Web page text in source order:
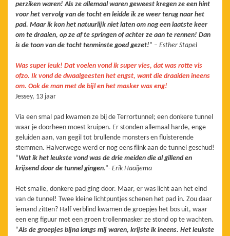
perziken waren! Als ze allemaal waren geweest kregen ze een hint
voor het vervolg van de tocht en leidde ik ze weer terug naar het
pad. Maar ik kon het natuurlijk niet laten om nog een laatste keer
om te draaien, op ze af te springen of achter ze aan te rennen! Dan
is de toon van de tocht tenminste goed gezet!” – Esther Stapel
Was super leuk! Dat voelen vond ik super vies, dat was rotte vis
ofzo. Ik vond de dwaalgeesten het engst, want die draaiden ineens
om. Ook de man met de bijl en het masker was eng!
Jessey, 13 jaar
Via een smal pad kwamen ze bij de Terrortunnel; een donkere tunnel
waar je doorheen moest kruipen. Er stonden allemaal harde, enge
geluiden aan, van gegil tot brullende monsters en fluisterende
stemmen. Halverwege werd er nog eens flink aan de tunnel geschud!
“Wat ik het leukste vond was de drie meiden die al gillend en
krijsend door de tunnel gingen.”- Erik Haaijema
Het smalle, donkere pad ging door. Maar, er was licht aan het eind
van de tunnel! Twee kleine lichtpuntjes schenen het pad in. Zou daar
iemand zitten? Half verblind kwamen de groepjes het bos uit, waar
een eng figuur met een groen trollenmasker ze stond op te wachten.
“Als de groepjes bijna langs mij waren, krijste ik ineens. Het leukste